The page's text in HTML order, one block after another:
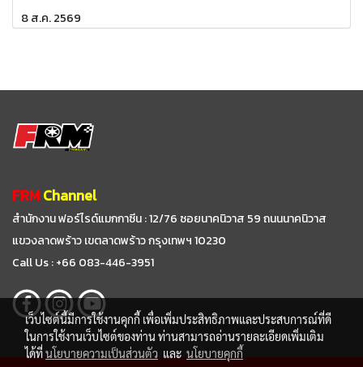
8 ส.ค. 2569
FRMChannel
สำนักงาน ฟอร์ไรด์แมกกาซีน : 12/76 ซอยนาคนิวาส 59ถนนนาคนิวาส
แขวงลาดพร้าว เขตลาดพร้าว กรุงเทพฯ 10230
Call Us : +66 083-446-3951
เว็บไซต์นี้มีการใช้งานคุกกี้ เพื่อเพิ่มประสิทธิภาพและประสบการณ์ที่ดี
ในการใช้งานเว็บไซต์ของท่าน ท่านสามารถอ่านรายละเอียดเพิ่มเติม
ได้ที่นโยบายความเป็นส่วนตัว และ นโยบายคุกกี้